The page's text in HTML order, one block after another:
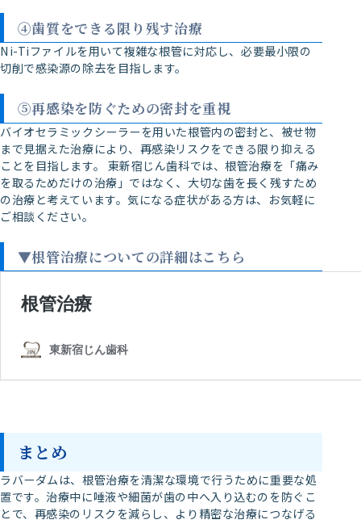
④歯質をできる限り残す治療
Ni-Tiファイルを用いて複雑な根管に対応し、必要最小限の
切削で感染源の除去を目指します。
⑤再感染を防ぐための密封を重視
バイオセラミックシーラーを用いた根管内の密封と、被せ物
まで見据えた治療により、再感染リスクをできる限り抑える
ことを目指します。 東新宿じん歯科では、根管治療を「痛み
を取るためだけの治療」ではなく、大切な歯を長く残すため
の治療と考えています。気になる症状がある方は、お気軽に
ご相談ください。
▼根管治療についての詳細はこちら
まとめ
ラバーダムは、根管治療を清潔な環境で行うために重要な処
置です。治療中に唾液や細菌が歯の中へ入り込むのを防ぐこ
とで、再感染のリスクを減らし、より精密な治療につなげる